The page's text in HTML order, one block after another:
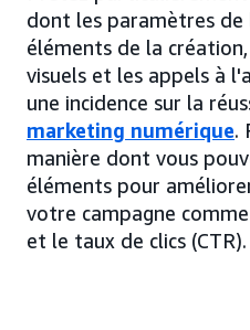
dont les paramètres de
éléments de la
visuels et les appels à
une incidence sur la
marketing numérique.
manière dont vous
éléments pour
votre campagne
et le taux de clics (CTR).